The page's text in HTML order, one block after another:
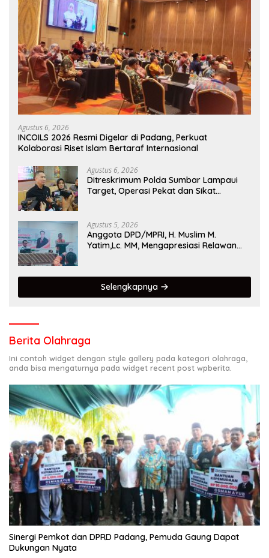
Agustus 6, 2026
INCOILS 2026 Resmi Digelar di Padang, Perkuat
Kolaborasi Riset Islam Bertaraf Internasional
Agustus 6, 2026
Ditreskrimum Polda Sumbar Lampaui
Target, Operasi Pekat dan Sikat
Agustus 5, 2026
Anggota DPD/MPRI, H. Muslim M.
Yatim,Lc. MM, Mengapresiasi Relawan
Selengkapnya
Berita Olahraga
Ini contoh widget dengan style gallery pada kategori olahraga,
anda bisa mengaturnya pada widget recent post wpberita.
Sinergi Pemkot dan DPRD Padang, Pemuda Gaung Dapat
Dukungan Nyata